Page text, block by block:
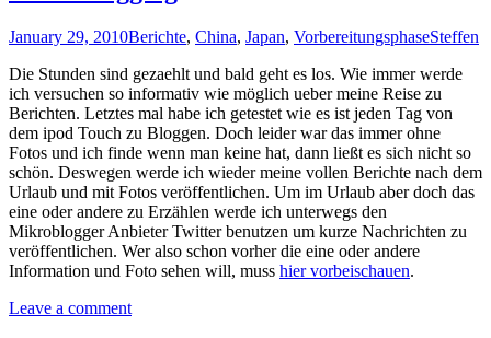
January 29, 2010Berichte, China, Japan, VorbereitungsphaseSteffen
Die Stunden sind gezaehlt und bald geht es los. Wie immer werde
ich versuchen so informativ wie möglich ueber meine Reise zu
Berichten. Letztes mal habe ich getestet wie es ist jeden Tag von
dem ipod Touch zu Bloggen. Doch leider war das immer ohne
Fotos und ich finde wenn man keine hat, dann ließt es sich nicht so
schön. Deswegen werde ich wieder meine vollen Berichte nach dem
Urlaub und mit Fotos veröffentlichen. Um im Urlaub aber doch das
eine oder andere zu Erzählen werde ich unterwegs den
Mikroblogger Anbieter Twitter benutzen um kurze Nachrichten zu
veröffentlichen. Wer also schon vorher die eine oder andere
Information und Foto sehen will, muss hier vorbeischauen.
Leave a comment